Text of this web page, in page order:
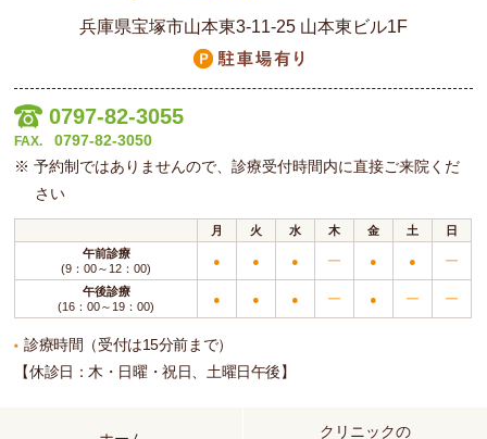
ご不便をお掛けしますが、何卒ご理解の程よろしくお願いいたしま
2025/03/31
2025年のGWの休診日は以下の通りです。
上記日程以外は通常通り診療いたします。
ご不便をお掛けしますが、何卒よろしくお願いいたします。
2025/02/25
臨時休診のお知らせ
兵庫県宝塚市山本東3-11-25 山本東ビル1F
0797-82-3055
FAX.
0797-82-3050
予約制ではありませんので、診療受付時間内に直接ご来院くだ
さい
月 火 水 木 金 土
日
午前診療
(9：00～12：00)
● ● ● ━ ● ● ━
午後診療
(16：00～19：00)
● ● ● ━ ● ━ ━
診療時間（受付は15分前まで）
【休診日：木・日曜・祝日、土曜日午後】
クリニックの